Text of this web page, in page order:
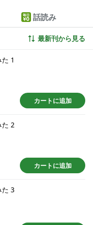
話読み
最新刊から見る
1
カートに追加
た 2
カートに追加
た 3